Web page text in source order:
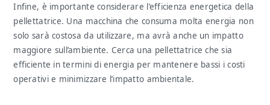
Infine, è importante considerare l’efficienza energetica della
pellettatrice. Una macchina che consuma molta energia non
solo sarà costosa da utilizzare, ma avrà anche un impatto
maggiore sull’ambiente. Cerca una pellettatrice che sia
efficiente in termini di energia per mantenere bassi i costi
operativi e minimizzare l’impatto ambientale.